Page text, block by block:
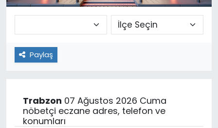
Paylaş
Trabzon 07 Ağustos 2026 Cuma
nöbetçi eczane adres, telefon ve
konumları